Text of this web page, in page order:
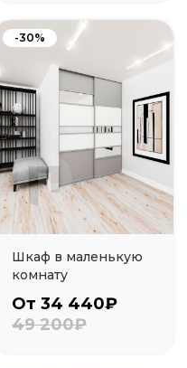
-30%
Шкаф в маленькую
комнату
От 34 440₽
49 200₽